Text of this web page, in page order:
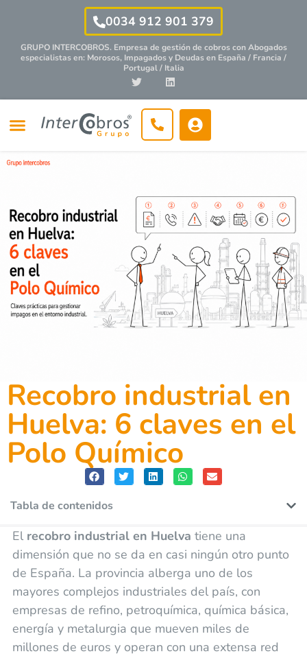
0034 912 901 379
GRUPO INTERCOBROS. Empresa de gestión de cobros conAbogados
especialistasen: Morosos, Impagados y Deudas en España / Francia /
Portugal / Italia
Recobro industrial en
Huelva: 6 claves en el
Polo Químico
Tabla de contenidos
El recobro industrial en Huelva tiene una
dimensión que no se da en casi ningún otro punto
de España. La provincia alberga uno de los
mayores complejos industriales del país, con
empresas de refino, petroquímica, química básica,
energía y metalurgia que mueven miles de
millones de euros y operan con una extensa red